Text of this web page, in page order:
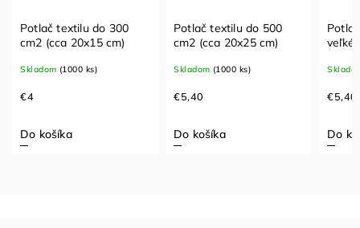
Potlač textilu do 300
cm2 (cca 20x15 cm)
Skladom (1000 ks)
€4
Do košíka
Potlač textilu do 500
cm2 (cca 20x25 cm)
Skladom (1000 ks)
€5,40
Do košíka
veľké
€5,40
Do